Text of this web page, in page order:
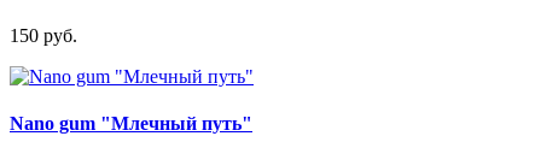
150 руб.
Nano gum "Млечный путь"